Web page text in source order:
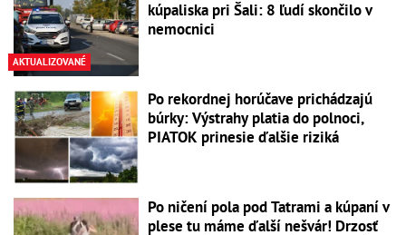
AKTUALIZOVANÉ
kúpaliska pri Šali: 8 ľudí skončilo v
nemocnici
Po rekordnej horúčave prichádzajú
búrky: Výstrahy platia do polnoci,
PIATOK prinesie ďalšie riziká
Po ničení pola pod Tatrami a kúpaní v
plese tu máme ďalší nešvár! Drzosť